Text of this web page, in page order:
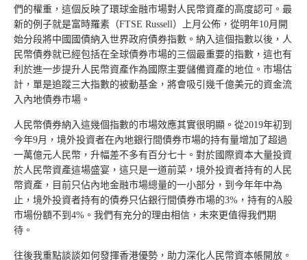
們的權重，這個反映了環球金融市場對人民幣資產的高度認可。最
新的例子就是富時羅素（FTSE Russell）上月公佈，從明年10月開
始分段將中國國債納入世界政府債券指數。納入這個指數以後，人
民幣債券就已經包括在全球債券市場的三個最重要的指數，這也有
利於進一步提升人民幣資產作為國際主要儲備資產的地位。市場估
計，單是追蹤三大指數的被動基金，將會吸引幾千億美元的資金流
入內地債券市場。
人民幣債券納入這幾個指數的市場效應其實很明顯。從2019年初到
今年9月，境外投資者在內地銀行間債券市場的持有量增加了超過
一萬億元人民幣，升幅差不多有百分七十。對於國際資本大量投資
於人民幣資產這場盛宴，這只是一道前菜，境外投資者持有的人民
幣資產，目前只佔內地金融市場總量的一小部分，到今年年中為
止，境外投資者持有的債券只佔銀行間債券市場的3%，持有的A股
市場份額不到4%。我們有充分的理由相信，未來更值得我們期
待。
往後我重點談談如何發揮香港優勢，助力深化人民幣資本帳開放。